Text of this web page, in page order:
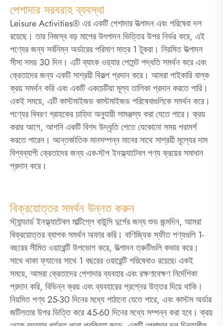
পেশাদার সরবরাহ ব্যবস্থা
Leisure Activities® এর একটি পেশাদার উত্পাদন এবং পরিষেবা দল
রয়েছে। তার নিজস্ব বড় মাপের উৎপাদন ভিত্তির উপর নির্ভর করে, এই
পণ্যের জন্য সর্বনিম্ন অর্ডারের পরিমাণ মাত্র 1 টুকরা। নিয়মিত উত্পাদন
সীসা সময় 30 দিন। এটি ব্যাংক ওয়্যার পেমেন্ট পদ্ধতি সমর্থন করে এবং
ক্রেতাদের জন্য একটি সাশ্রয়ী বিকল্প প্রদান করে। আমরা পাইকারি বাল্ক
ক্রয় সমর্থন করি এবং একটি একচেটিয়া মূল্য তালিকা প্রদান করতে পারি।
একই সময়ে, এটি কাস্টমাইজড কাস্টমাইজড পরিষেবাগুলিকে সমর্থন করে।
পণ্যের বিবরণ গ্রাহকের চাহিদা অনুযায়ী সামঞ্জস্য করা যেতে পারে। ক্রয়
করার আগে, আপনি একটি বিশদ উদ্ধৃতি পেতে যেকোনো সময় পরামর্শ
করতে পারেন। আন্তর্জাতিক মানসম্পন্ন মানের সাথে সাশ্রয়ী মূল্যের দাম
বিশ্বব্যাপী ক্রেতাদের জন্য এক-স্টপ ইনফ্ল্যাটেবল পণ্য ক্রয়ের সমাধান
প্রদান করে।
বিক্রয়োত্তর সমর্থন উন্নত করুন
স্ট্যান্ডার্ড ইনফ্ল্যাটেবল মাল্টিপ্লে বাউন্সি দুর্গের জন্য শুভ জন্মদিন, আমরা
বিক্রয়োত্তর ব্যাপক সমর্থন অফার করি। বাণিজ্যিক স্ফীত পণ্যগুলি 1-
বছরের সীমিত ওয়ারেন্টি উপভোগ করে, উত্পাদন ত্রুটিগুলি কভার করে।
সাথে থাকা ফ্যানের সাথে 1 বছরের ওয়ারেন্টি পরিষেবাও রয়েছে৷ একই
সময়ে, আমরা ক্রেতাদের পেশাদার ব্যবহার এবং রক্ষণাবেক্ষণ নির্দেশিকা
প্রদান করি, বিভিন্ন ক্রয় এবং ব্যবহারের প্রশ্নের উত্তর দিয়ে থাকি।
নিয়মিত পণ্য 25-30 দিনের মধ্যে পাঠানো যেতে পারে, এবং কাস্টম অর্ডার
জটিলতার উপর ভিত্তি করে 45-60 দিনের মধ্যে সম্পন্ন করা হবে। ক্রয়